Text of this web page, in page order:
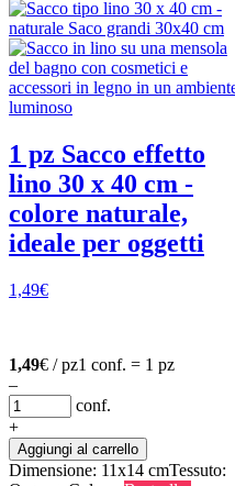
1 pz Sacco effetto
lino 30 x 40 cm -
colore naturale,
ideale per oggetti
1,49€
1,49€ / pz1 conf. = 1 pz
–
conf.
+
Aggiungi al carrello
Dimensione: 11x14 cmTessuto: